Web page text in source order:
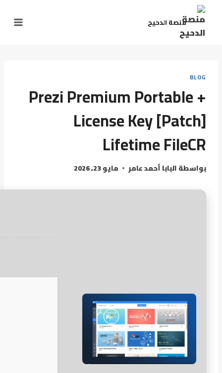
منصة الدحيح
BLOG
Prezi Premium Portable +
License Key [Patch]
Lifetime FileCR
بواسطةالبابا أحمد عامر مايو 23, 2026